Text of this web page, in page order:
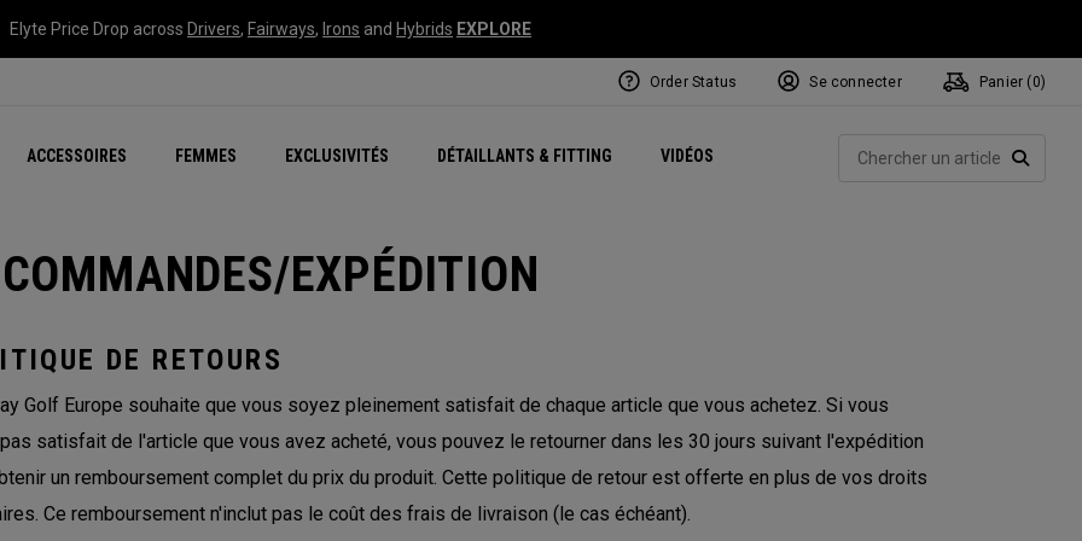
Elyte Price Drop across Drivers, Fairways, Irons and Hybrids EXPLORE
ACCESSOIRES FEMMES EXCLUSIVITÉS DÉTAILLANTS & FITTING VIDÉOS
Nouvelle série – Quantum Exclusive Mavrik Complete Sets
Famille Chrome Soft Exclusivités - Balles de Golf
Chrome Tour : Majeur De Juillet NEW Headwear
New - REVA Complete Sets Women's Golf Balls
Exclusivités - Accessoires
Online Selector Tools
Régionaux
Order Status Se connecter Panier ( 0)
COMMANDES/EXPÉDITION
DE RETOURS
Golf Europe souhaite que vous soyez pleinement satisfait de chaque article que vous achetez. Si vous
satisfait de l'article que vous avez acheté, vous pouvez le retourner dans les 30 jours suivant l'expédition
un remboursement complet du prix du produit. Cette politique de retour est offerte en plus de vos droits
Ce remboursement n'inclut pas le coût des frais de livraison (le cas échéant).